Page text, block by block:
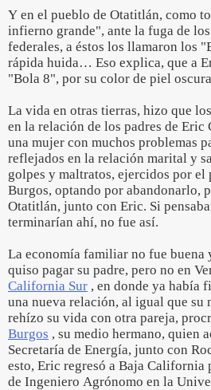
Y en el pueblo de Otatitlán, como
infierno grande", ante la fuga de
federales, a éstos los llamaron los
rápida huida… Eso explica, que a
"Bola 8", por su color de piel
La vida en otras tierras, hizo que
en la relación de los padres de
una mujer con muchos problemas
reflejados en la relación marital y
golpes y maltratos, ejercidos por el
Burgos, optando por abandonarlo,
Otatitlán, junto con Eric. Si
terminarían ahí, no fue así.
La economía familiar no fue buena
quiso pagar su padre, pero no en
California Sur , en donde ya había
una nueva relación, al igual que su
rehízo su vida con otra pareja,
Burgos , su medio hermano, quien
Secretaría de Energía, junto con
esto, Eric regresó a Baja California
de Ingeniero Agrónomo en la